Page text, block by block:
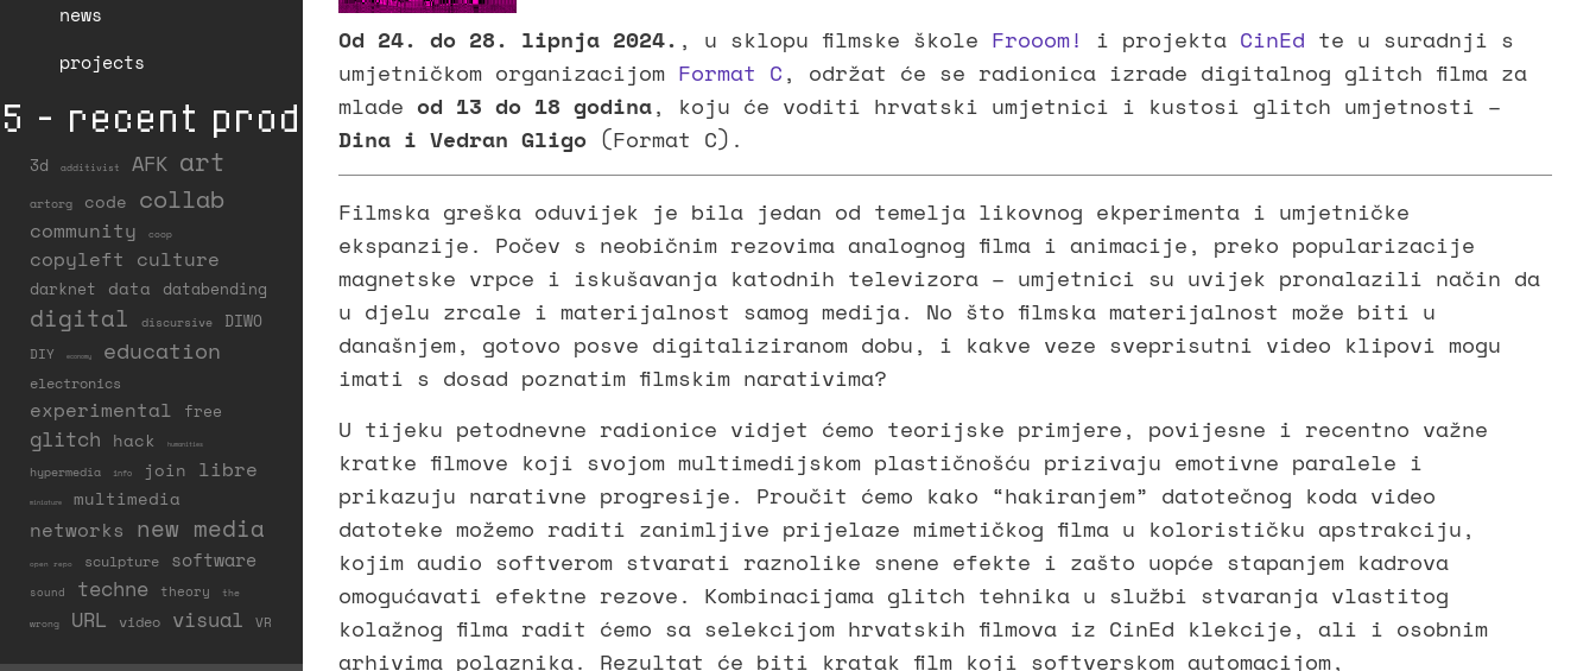
news
projects
- recent production * 👁️ 👁️ * 2025 - recent production * 👁️
3d additivist AFK art
artorg code collab
community coop
copyleft culture
darknet data databending
digital discursive DIWO
DIY economy education
electronics
experimental free
glitch hack humanities
hypermedia info join libre
miniature multimedia
networks new media
open repo sculpture software
sound techne theory the
wrong URL video visual VR
Od 24. do 28. lipnja 2024. , u sklopu filmske škole Frooom! i projekta CinEd te u suradnji s
umjetničkom organizacijom Format C, održat će se radionica izrade digitalnog glitch filma za
mladeod 13 do 18 godina, koju će voditi hrvatski umjetnici i kustosi glitch umjetnosti –
Dina i Vedran Gligo (Format C).
Filmska greška oduvijek je bila jedan od temelja likovnog ekperimenta i umjetničke
ekspanzije. Počev s neobičnim rezovima analognog filma i animacije, preko popularizacije
magnetske vrpce i iskušavanja katodnih televizora – umjetnici su uvijek pronalazili način da
u djelu zrcale i materijalnost samog medija. No što filmska materijalnost može biti u
današnjem, gotovo posve digitaliziranom dobu, i kakve veze sveprisutni video klipovi mogu
imati s dosad poznatim filmskim narativima?
U tijeku petodnevne radionice vidjet ćemo teorijske primjere, povijesne i recentno važne
kratke filmove koji svojom multimedijskom plastičnošću prizivaju emotivne paralele i
prikazuju narativne progresije. Proučit ćemo kako “hakiranjem” datotečnog koda video
datoteke možemo raditi zanimljive prijelaze mimetičkog filma u kolorističku apstrakciju,
kojim audio softverom stvarati raznolike snene efekte i zašto uopće stapanjem kadrova
omogućavati efektne rezove. Kombinacijama glitch tehnika u službi stvaranja vlastitog
kolažnog filma radit ćemo sa selekcijom hrvatskih filmova iz CinEd klekcije, ali i osobnim
arhivima polaznika. Rezultat će biti kratak film koji softverskom automacijom,